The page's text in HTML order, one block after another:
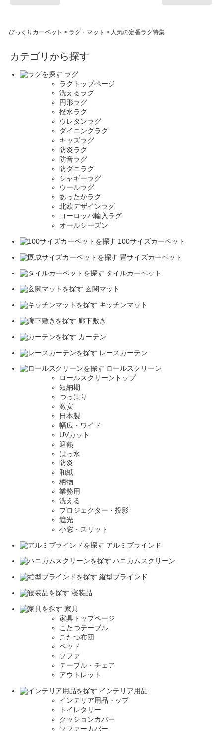
びっくりカーペット > ラグ・マット > 人気の定番ラグ特集
カテゴリから探す
ラグ
ラグトップページ
洗えるラグ
円形ラグ
撥水ラグ
ウレタンラグ
ダイニングラグ
キッズラグ
防炎ラグ
防音ラグ
防ダニラグ
シャギーラグ
ウールラグ
あったかラグ
北欧デザインラグ
ヨーロッパ輸入ラグ
オールシーズン
100サイズカーペット
畳サイズカーペット
タイルカーペット
玄関マット
キッチンマット
廊下敷き
カーテン
レースカーテン
ロールスクリーン
ロールスクリーントップ
短納期
つっぱり
激安
日本製
幅広・ワイド
UVカット
遮熱
はっ水
防炎
和紙
柄物
業務用
洗える
プロジェクター・投影
遮光
小窓・スリット
アルミブラインド
ハニカムスクリーン
縦型ブラインド
寝装品
家具
家具トップページ
こたつテーブル
こたつ布団
ベッド
ソファ
テーブル・チェア
アウトレット
インテリア用品
インテリア用品トップ
トイレタリー
クッションカバー
ソファーカバー